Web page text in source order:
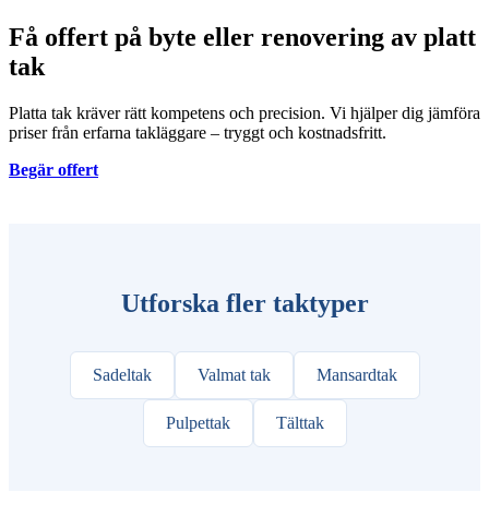
Få offert på byte eller renovering av platt
tak
Platta tak kräver rätt kompetens och precision. Vi hjälper dig jämföra
priser från erfarna takläggare – tryggt och kostnadsfritt.
Begär offert
Utforska fler taktyper
Sadeltak Valmat tak Mansardtak
Pulpettak Tälttak